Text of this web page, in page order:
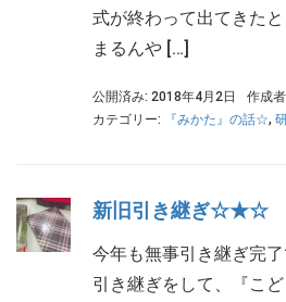
式が終わって出てきた
まるんや […]
公開済み: 2018年4月2日 作成
カテゴリー:
『みかた』の話☆,
新旧引き継ぎ☆★☆
今年も無事引き継ぎ完
引き継ぎをして、『こ